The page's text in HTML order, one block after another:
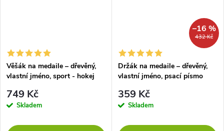
Věšák na medaile – dřevěný,
vlastní jméno, sport - hokej
749 Kč
Skladem
432 Kč
–16 %
Držák na medaile – dřevěný,
vlastní jméno, psací písmo
359 Kč
Skladem